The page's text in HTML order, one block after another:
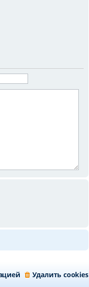
Удалить cookies